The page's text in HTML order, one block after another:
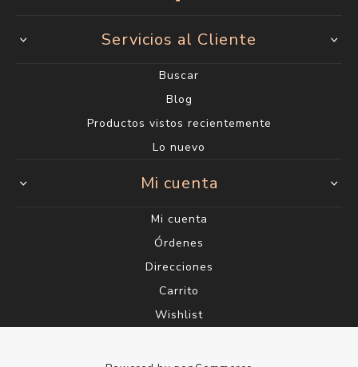
Servicios al Cliente
Buscar
Blog
Productos vistos recientemente
Lo nuevo
Mi cuenta
Mi cuenta
Órdenes
Direcciones
Carrito
Wishlist